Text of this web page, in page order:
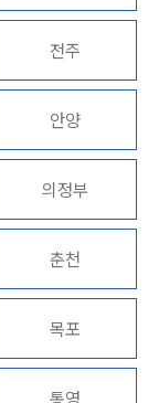
전주
안양
의정부
춘천
목포
통영